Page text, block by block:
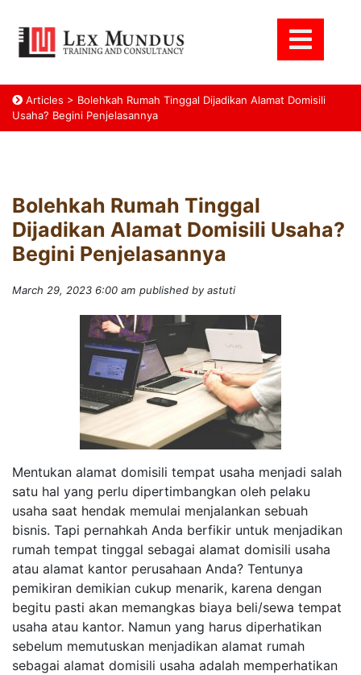
Articles > Bolehkah Rumah Tinggal Dijadikan Alamat Domisili
Usaha? Begini Penjelasannya
Bolehkah Rumah Tinggal
Dijadikan Alamat Domisili Usaha?
Begini Penjelasannya
March 29, 2023 6:00 am published by astuti
Mentukan alamat domisili tempat usaha menjadi salah
satu hal yang perlu dipertimbangkan oleh pelaku
usaha saat hendak memulai menjalankan sebuah
bisnis. Tapi pernahkah Anda berfikir untuk menjadikan
rumah tempat tinggal sebagai alamat domisili usaha
atau alamat kantor perusahaan Anda? Tentunya
pemikiran demikian cukup menarik, karena dengan
begitu pasti akan memangkas biaya beli/sewa tempat
usaha atau kantor. Namun yang harus diperhatikan
sebelum memutuskan menjadikan alamat rumah
sebagai alamat domisili usaha adalah memperhatikan